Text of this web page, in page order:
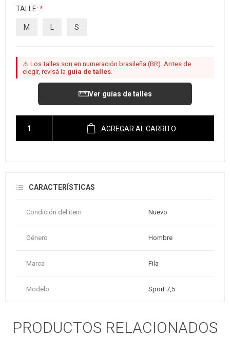
TALLE: *
M L S
⚠ Los talles son en numeración brasileña (BR). Antes de
elegir, revisá la guía de talles
Ver guías de talles
AGREGAR AL CARRITO
CARACTERÍSTICAS
Condición del ítem Nuevo
Género Hombre
Marca Fila
Modelo Sport 7,5
PRODUCTOS RELACIONADOS